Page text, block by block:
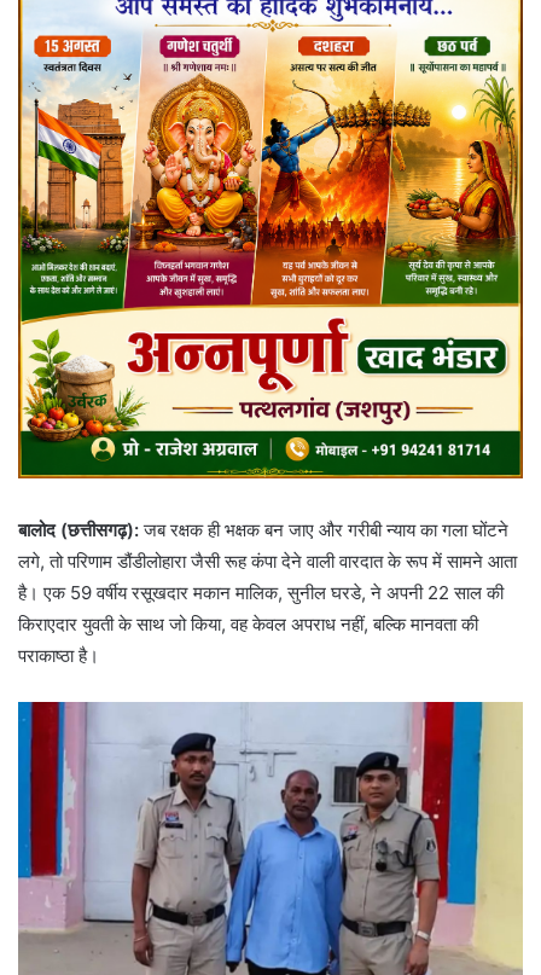
बालोद (छत्तीसगढ़):जब रक्षक ही भक्षक बन जाए और गरीबी न्याय का गला घोंटने
लगे, तो परिणाम डौंडीलोहारा जैसी रूह कंपा देने वाली वारदात के रूप में सामने आता
है। एक 59 वर्षीय रसूखदार मकान मालिक, सुनील घरडे, ने अपनी 22 साल की
किराएदार युवती के साथ जो किया, वह केवल अपराध नहीं, बल्कि मानवता की
पराकाष्ठा है।